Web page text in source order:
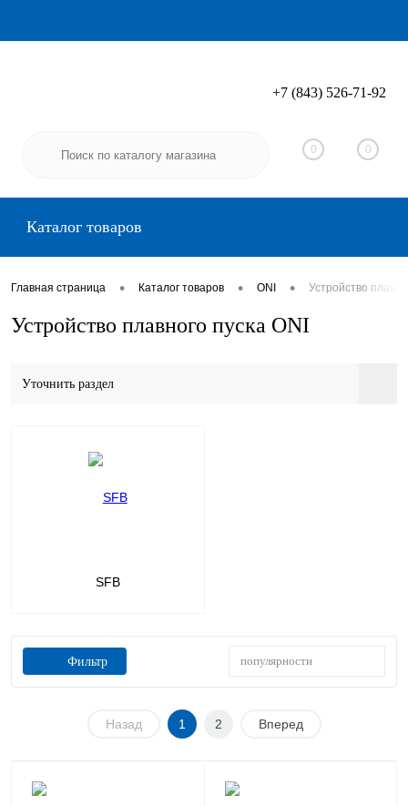
Вход Регистрация
+7 (843) 526-71-92
0 0
Каталог товаров
Главная страница • Каталог товаров • ONI • Устройство
Устройство плавного пуска ONI
Уточнить раздел
SFB
Фильтр популярности
Назад 1 2 Вперед